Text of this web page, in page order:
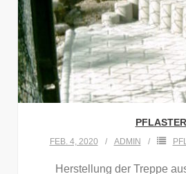
FEB. 4, 2020 ADMIN
Herstellung der Treppe